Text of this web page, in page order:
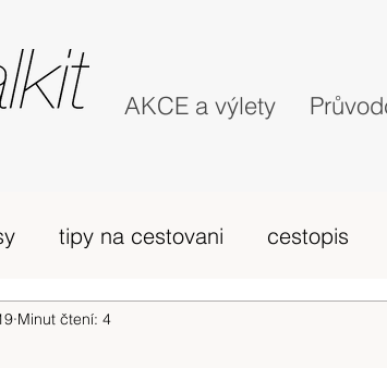
AKCE a výlety
tipy na cestovani cestopis
túra Skotsko
Minut čtení: 4